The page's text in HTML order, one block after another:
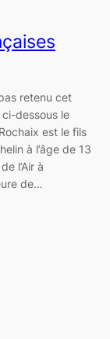
retenu cet
dessous le
est le fils
à l’âge de 13
l’Air à
de…